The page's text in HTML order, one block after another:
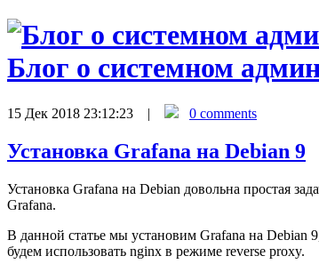
Блог о системном
15 Дек 2018 23:12:23 | 0 comments
Установка Grafana на Debian 9
Установка Grafana на Debian довольна простая
Grafana.
В данной статье мы установим Grafana на Debian
будем использовать nginx в режиме reverse proxy.